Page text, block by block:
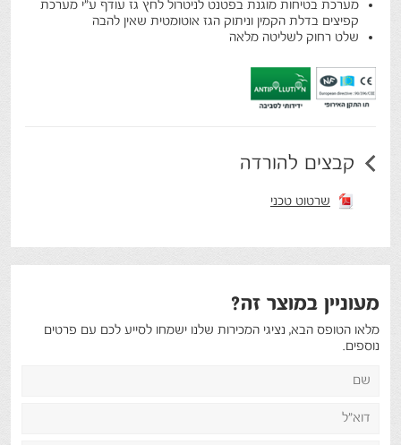
מערכת בטיחות מוגנת בפטנט לניטרול לחץ גז עודף ע"י מערכת
קפיצים בדלת הקמין וניתוק הגז אוטומטית שאין להבה
שלט רחוק לשליטה מלאה
קבצים להורדה
שרטוט טכני
מעוניין במוצר זה?
מלאו הטופס הבא, נציגי המכירות שלנו ישמחו לסייע לכם עם פרטים
נוספים.